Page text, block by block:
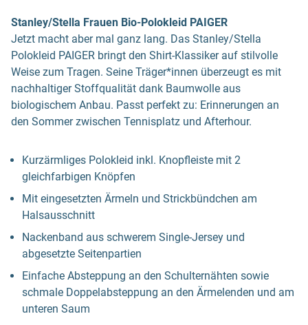
Stanley/Stella Frauen Bio-Polokleid PAIGER
Jetzt macht aber mal ganz lang. Das Stanley/Stella
Polokleid PAIGER bringt den Shirt-Klassiker auf stilvolle
Weise zum Tragen. Seine Träger*innen überzeugt es mit
nachhaltiger Stoffqualität dank Baumwolle aus
biologischem Anbau. Passt perfekt zu: Erinnerungen an
den Sommer zwischen Tennisplatz und Afterhour.
Kurzärmliges Polokleid inkl. Knopfleiste mit 2
gleichfarbigen Knöpfen
Mit eingesetzten Ärmeln und Strickbündchen am
Halsausschnitt
Nackenband aus schwerem Single-Jersey und
abgesetzte Seitenpartien
Einfache Absteppung an den Schulternähten sowie
schmale Doppelabsteppung an den Ärmelenden und am
unteren Saum